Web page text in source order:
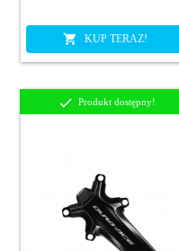
KUP TERAZ!
Produkt dostępny!